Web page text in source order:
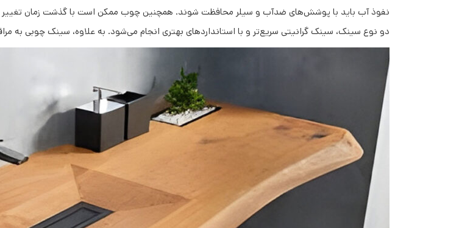
نفوذ آب باید با پوشش‌های ضدآب و سیلر محافظت شوند. همچنین چوب ممکن است با گذشت زمان
دو نوع سینک، سینک گرانیتی سریع‌تر و با استانداردهای بهتری انجام می‌شود. به علاوه، سینک چوبی به